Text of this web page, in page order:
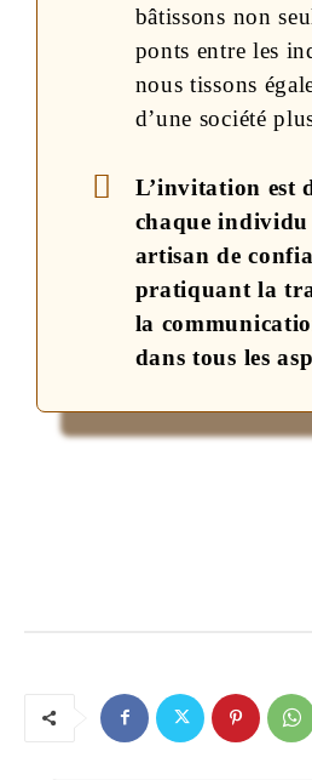
bâtissons non
ponts entre les
nous tissons
d’une société
L’invitation est
chaque
artisan de
pratiquant la
la
dans tous les